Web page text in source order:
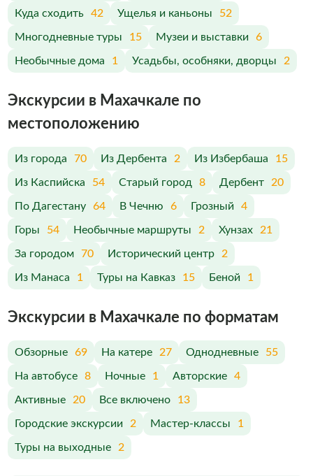
Куда сходить 42 Ущелья и каньоны 52
Многодневные туры 15 Музеи и выставки 6
Необычные дома 1 Усадьбы, особняки, дворцы 2
Экскурсии в Махачкале по
меcтоположению
Из города 70 Из Дербента 2 Из Избербаша 15
Из Каспийска 54 Старый город 8 Дербент 20
По Дагестану 64 В Чечню 6 Грозный 4
Горы 54 Необычные маршруты 2 Хунзах 21
За городом 70 Исторический центр 2
Из Манаса 1 Туры на Кавказ 15 Беной 1
Экскурсии в Махачкале по форматам
Обзорные 69 На катере 27 Однодневные 55
На автобусе 8 Ночные 1 Авторские 4
Активные 20 Все включено 13
Городские экскурсии 2 Мастер-классы 1
Туры на выходные 2